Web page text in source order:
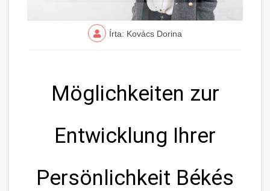
Írta: Kovács Dorina
Möglichkeiten zur
Entwicklung Ihrer
Persönlichkeit Békés